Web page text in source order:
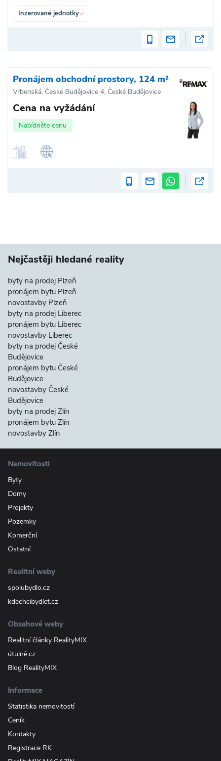
Inzerované jednotky
Pronájem obchodní prostory, 124 m²
Vrbenská, České Budějovice 4, České Budějovice
Cena na vyžádání
Nabídněte cenu
Nejčastěji hledané reality
byty na prodej Plzeň
pronájem bytu Plzeň
novostavby Plzeň
byty na prodej Liberec
pronájem bytu Liberec
novostavby Liberec
byty na prodej České
Budějovice
pronájem bytu České
Budějovice
novostavby České
Budějovice
byty na prodej Zlín
pronájem bytu Zlín
novostavby Zlín
Nemovitosti
Byty
Domy
Projekty
Pozemky
Komerční
Ostatní
Realitní weby
spolubydlo.cz
kdechcibydlet.cz
Obsahové weby
Realitní články RealityMIX
útulně.cz
Blog RealityMIX
Informace
Statistika nemovitostí
Ceník
Kontakty
Registrace RK